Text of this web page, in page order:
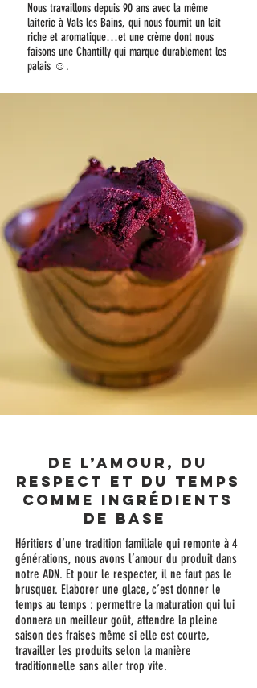
Nous travaillons depuis 90 ans avec la même
laiterie à Vals les Bains, qui nous fournit un lait
riche et aromatique…et une crème dont nous
faisons une Chantilly qui marque durablement les
palais ☺.
De l’amour, du
respect et du temps
comme ingrédients
de base
Héritiers d’une tradition familiale qui remonte à 4
générations, nous avons l’amour du produit dans
notre ADN. Et pour le respecter, il ne faut pas le
brusquer. Elaborer une glace, c’est donner le
temps au temps : permettre la maturation qui lui
donnera un meilleur goût, attendre la pleine
saison des fraises même si elle est courte,
travailler les produits selon la manière
traditionnelle sans aller trop vite.